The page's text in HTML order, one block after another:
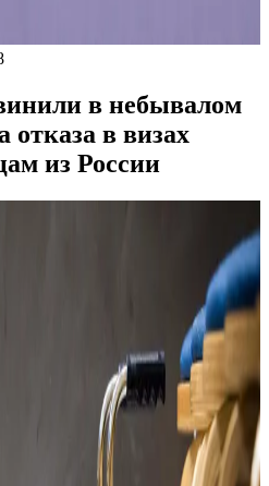
в небывалом
отказа в визах
из России